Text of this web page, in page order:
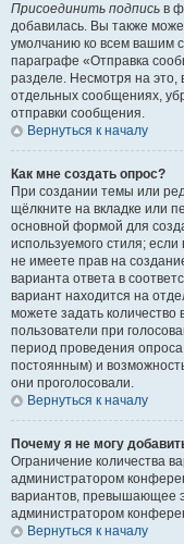
Присоединить подпись в
добавилась. Вы также
умолчанию ко всем вашим
параграфе «Отправка
разделе. Несмотря на это,
отдельных сообщениях,
отправки сообщения.
Вернуться к началу
Как мне создать опрос?
При создании темы или
щёлкните на вкладке или
основной формой для
используемого стиля;
не имеете прав на
варианта ответа в
вариант находится на
можете задать количество
пользователи при
период проведения опроса
постоянным) и
они проголосовали.
Вернуться к началу
Почему я не могу
Ограничение количества
администратором
вариантов, превышающее
администратором
Вернуться к началу